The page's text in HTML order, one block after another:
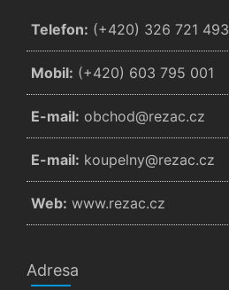
Telefon: (+420) 326 721 493
Mobil: (+420) 603 795 001
E-mail: zc.cazer@dohcbo
E-mail: zc.cazer@ynlepuok
Web: www.rezac.cz
Adresa